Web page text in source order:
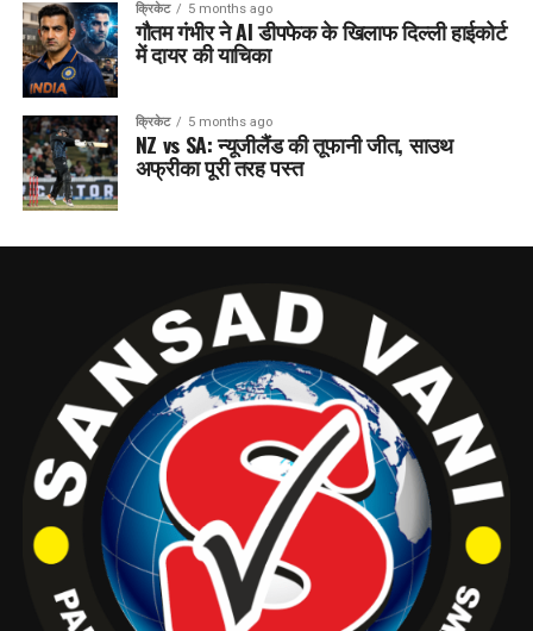
क्रिकेट 5 months ago
गौतम गंभीर ने AI डीपफेक के खिलाफ दिल्ली हाईकोर्ट
में दायर की याचिका
क्रिकेट 5 months ago
NZ vs SA: न्यूजीलैंड की तूफानी जीत, साउथ
अफ्रीका पूरी तरह पस्त